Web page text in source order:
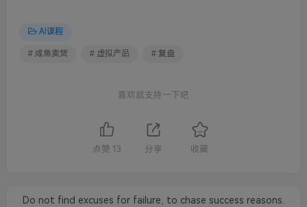
AI课程
# 咸鱼卖货 # 虚拟产品 # 复盘
喜欢就支持一下吧
点赞 13 分享 收藏
Do not find excuses for failure, to chase success reasons.